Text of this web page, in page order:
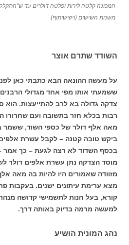
המכונה קלטה לירות ופלטה דולרים עד
משנות השישים (ויקישיתוף)
השודד שתרם אוצר
על מעשה ההונאה הבא כתבתי כאן לפני
ששמעתי אותו מפי אחד מגדולי
צדקה גדולה בא לרב להתייעצות. הוא
רבות בכלא חזר בתשובה ועם שחרורו
מאה אלף דולר של כספי השוד, ששמר
ביקש טובה קטנה – לקבל עשרת
בכסף השדוד לא רצה לגעת – כך אמר
מוסד הצדקה נתן עשרת אלפים דולר
מזוודה שאמורים היו להיות בה מאה
מצא ערימת עיתונים ישנים. בעקבות
קורא, בעל חנות לתשמישי קדושה
למעשה מרמה בדיוק באותה דרך.
נהג המונית הושיע